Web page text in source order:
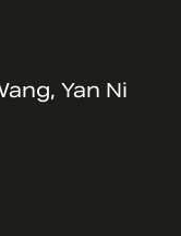
Yan Ni